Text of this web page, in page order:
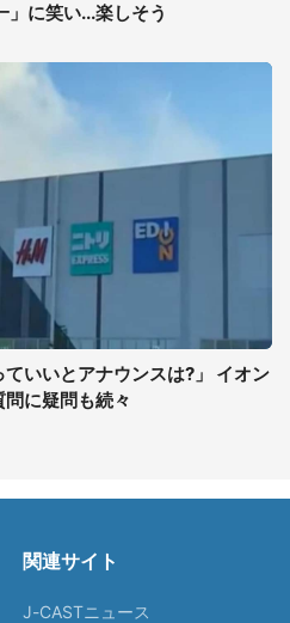
」に笑い...楽しそう
ていいとアナウンスは?」 イオン
に疑問も続々
関連サイト
J-CASTニュース